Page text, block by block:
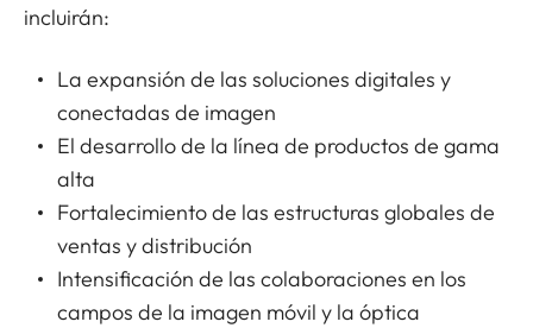
incluirán:
La expansión de las soluciones digitales y
conectadas de imagen
El desarrollo de la línea de productos de gama
alta
Fortalecimiento de las estructuras globales de
ventas y distribución
Intensificación de las colaboraciones en los
campos de la imagen móvil y la óptica